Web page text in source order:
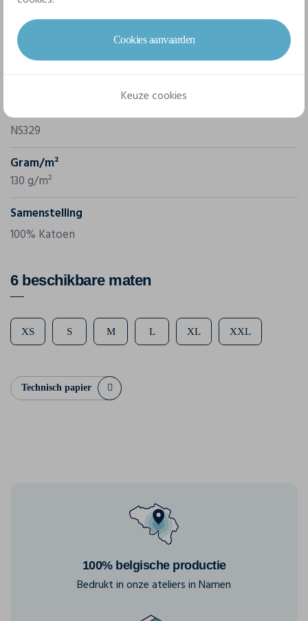
Eigenschappen
Merk
Native Spirit
Referentie
NS329
Gram/m²
130 g/m²
Samenstelling
100% Katoen
6 beschikbare maten
XS S M L XL XXL
Technisch papier
100% belgische productie
Bedrukt in onze ateliers in Namen
Cookies aanvaarden
Keuze cookies